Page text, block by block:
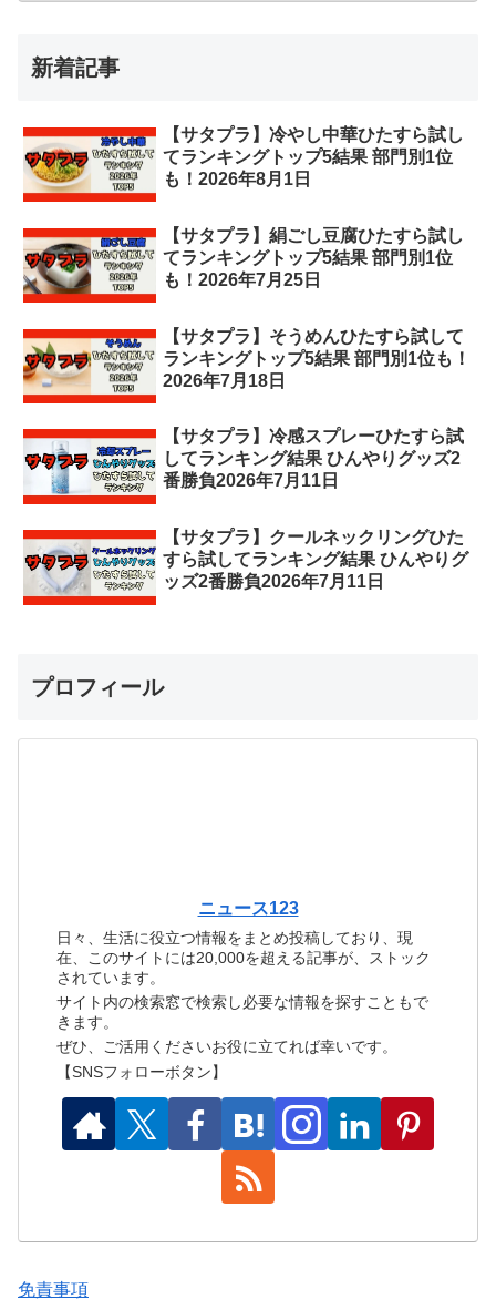
新着記事
【サタプラ】冷やし中華ひたすら試し
てランキングトップ5結果 部門別1位
も！2026年8月1日
【サタプラ】絹ごし豆腐ひたすら試し
てランキングトップ5結果 部門別1位
も！2026年7月25日
【サタプラ】そうめんひたすら試して
ランキングトップ5結果 部門別1位も！
2026年7月18日
【サタプラ】冷感スプレーひたすら試
してランキング結果 ひんやりグッズ2
番勝負2026年7月11日
【サタプラ】クールネックリングひた
すら試してランキング結果 ひんやりグ
ッズ2番勝負2026年7月11日
プロフィール
ニュース123
日々、生活に役立つ情報をまとめ投稿しており、現
在、このサイトには20,000を超える記事が、ストック
されています。
サイト内の検索窓で検索し必要な情報を探すこともで
きます。
ぜひ、ご活用くださいお役に立てれば幸いです。
【SNSフォローボタン】
免責事項